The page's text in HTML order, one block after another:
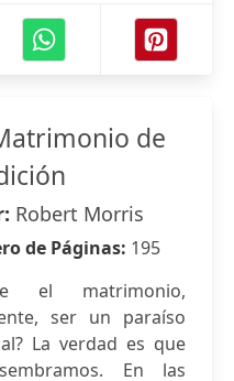
de
Robert Morris
de Páginas: 195
el matrimonio,
ser un paraíso
La verdad es que
En las